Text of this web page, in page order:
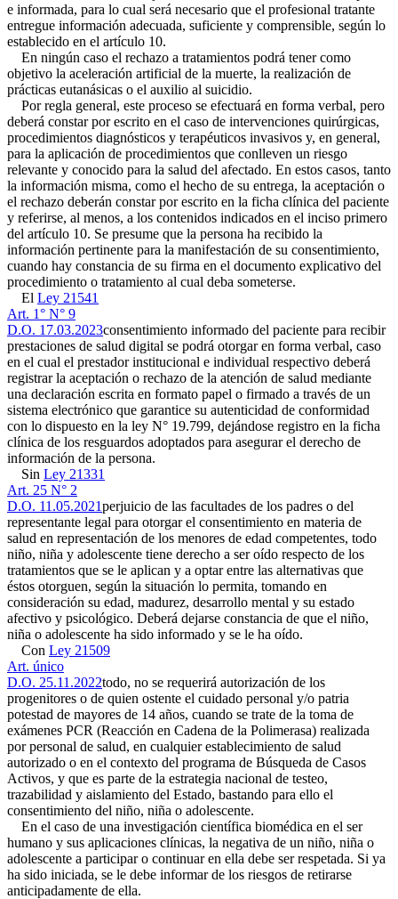
e informada, para lo cual será necesario que el profesional tratante
entregue información adecuada, suficiente y comprensible, según lo
establecido en el artículo 10.
En ningún caso el rechazo a tratamientos podrá tener como
objetivo la aceleración artificial de la muerte, la realización de
prácticas eutanásicas o el auxilio al suicidio.
Por regla general, este proceso se efectuará en forma verbal, pero
deberá constar por escrito en el caso de intervenciones quirúrgicas,
procedimientos diagnósticos y terapéuticos invasivos y, en general,
para la aplicación de procedimientos que conlleven un riesgo
relevante y conocido para la salud del afectado. En estos casos, tanto
la información misma, como el hecho de su entrega, la aceptación o
el rechazo deberán constar por escrito en la ficha clínica del paciente
y referirse, al menos, a los contenidos indicados en el inciso primero
del artículo 10. Se presume que la persona ha recibido la
información pertinente para la manifestación de su consentimiento,
cuando hay constancia de su firma en el documento explicativo del
procedimiento o tratamiento al cual deba someterse.
El Ley 21541
Art. 1° N° 9
D.O. 17.03.2023consentimiento informado del paciente para recibir
prestaciones de salud digital se podrá otorgar en forma verbal, caso
en el cual el prestador institucional e individual respectivo deberá
registrar la aceptación o rechazo de la atención de salud mediante
una declaración escrita en formato papel o firmado a través de un
sistema electrónico que garantice su autenticidad de conformidad
con lo dispuesto en la ley N° 19.799, dejándose registro en la ficha
clínica de los resguardos adoptados para asegurar el derecho de
información de la persona.
Sin Ley 21331
Art. 25 N° 2
D.O. 11.05.2021perjuicio de las facultades de los padres o del
representante legal para otorgar el consentimiento en materia de
salud en representación de los menores de edad competentes, todo
niño, niña y adolescente tiene derecho a ser oído respecto de los
tratamientos que se le aplican y a optar entre las alternativas que
éstos otorguen, según la situación lo permita, tomando en
consideración su edad, madurez, desarrollo mental y su estado
afectivo y psicológico. Deberá dejarse constancia de que el niño,
niña o adolescente ha sido informado y se le ha oído.
Con Ley 21509
Art. único
D.O. 25.11.2022todo, no se requerirá autorización de los
progenitores o de quien ostente el cuidado personal y/o patria
potestad de mayores de 14 años, cuando se trate de la toma de
exámenes PCR (Reacción en Cadena de la Polimerasa) realizada
por personal de salud, en cualquier establecimiento de salud
autorizado o en el contexto del programa de Búsqueda de Casos
Activos, y que es parte de la estrategia nacional de testeo,
trazabilidad y aislamiento del Estado, bastando para ello el
consentimiento del niño, niña o adolescente.
En el caso de una investigación científica biomédica en el ser
humano y sus aplicaciones clínicas, la negativa de un niño, niña o
adolescente a participar o continuar en ella debe ser respetada. Si ya
ha sido iniciada, se le debe informar de los riesgos de retirarse
anticipadamente de ella.